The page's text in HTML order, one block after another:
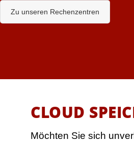
Zu unseren Rechenzentren
CLOUD
Möchten Sie sich